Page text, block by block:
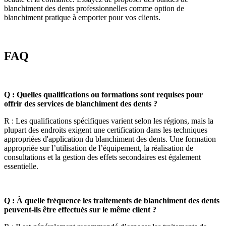
blanchiment des dents professionnelles comme option de
blanchiment pratique à emporter pour vos clients.
FAQ
Q : Quelles qualifications ou formations sont requises pour
offrir des services de blanchiment des dents ?
R : Les qualifications spécifiques varient selon les régions, mais la
plupart des endroits exigent une certification dans les techniques
appropriées d'application du blanchiment des dents. Une formation
appropriée sur l’utilisation de l’équipement, la réalisation de
consultations et la gestion des effets secondaires est également
essentielle.
Q : À quelle fréquence les traitements de blanchiment des dents
peuvent-ils être effectués sur le même client ?